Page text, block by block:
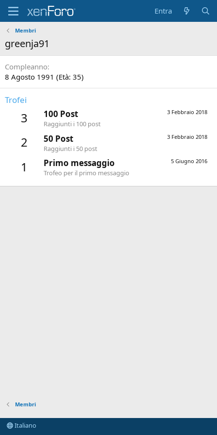
Entra
Membri
greenja91
Compleanno
8 Agosto 1991 (Età: 35)
Trofei
3 3 Febbraio 2018
100 Post
Raggiunti i 100 post
2 3 Febbraio 2018
50 Post
Raggiunti i 50 post
1 5 Giugno 2016
Primo messaggio
Trofeo per il primo messaggio
Membri
Italiano